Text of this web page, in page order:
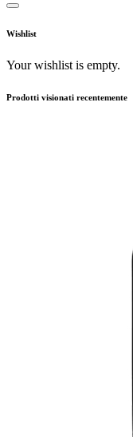
Wishlist
Your wishlist is empty.
Prodotti visionati recentemente